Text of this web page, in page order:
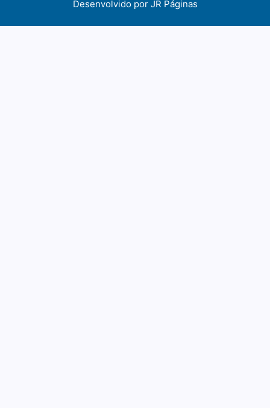
Desenvolvido por JR Páginas